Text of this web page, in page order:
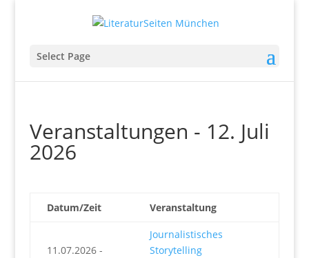
Select Page
Veranstaltungen - 12. Juli
2026
Datum/Zeit Veranstaltung
11.07.2026 -
Journalistisches
Storytelling